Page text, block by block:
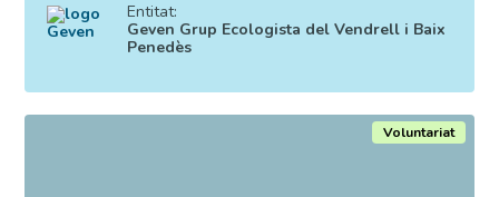
Entitat:
Geven Grup Ecologista del Vendrell i Baix
Penedès
Voluntariat